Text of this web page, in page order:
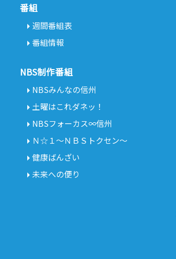
番組
週間番組表
番組情報
NBS制作番組
NBSみんなの信州
土曜はこれダネッ！
NBSフォーカス∞信州
Ｎ☆１～ＮＢＳトクセン～
健康ばんざい
未来への便り